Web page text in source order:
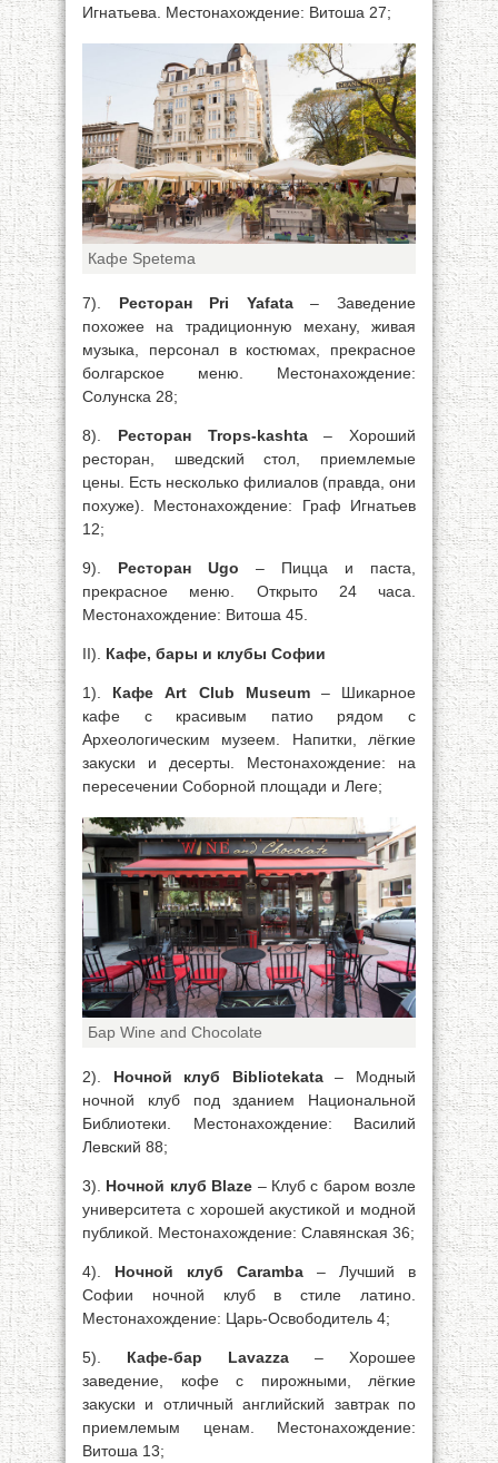
Игнатьева. Местонахождение: Витоша 27;
Кафе Spetema
7). Ресторан Pri Yafata– Заведение
похожее на традиционную механу, живая
музыка, персонал в костюмах, прекрасное
болгарское меню. Местонахождение:
Солунска 28;
8). Ресторан Trops-kashta– Хороший
ресторан, шведский стол, приемлемые
цены. Есть несколько филиалов (правда, они
похуже). Местонахождение: Граф Игнатьев
12;
9). Ресторан Ugo – Пицца и паста,
прекрасное меню. Открыто 24 часа.
Местонахождение: Витоша 45.
II). Кафе, бары и клубы Софии
1). Кафе Art Club Museum– Шикарное
кафе с красивым патио рядом с
Археологическим музеем. Напитки, лёгкие
закуски и десерты. Местонахождение: на
пересечении Соборной площади и Леге;
Бар Wine and Chocolate
2). Ночной клуб Bibliotekata– Модный
ночной клуб под зданием Национальной
Библиотеки. Местонахождение: Василий
Левский 88;
3). Ночной клуб Blaze – Клуб с баром возле
университета с хорошей акустикой и модной
публикой. Местонахождение: Славянская 36;
4). Ночной клуб Caramba – Лучший в
Софии ночной клуб в стиле латино.
Местонахождение: Царь-Освободитель 4;
5). Кафе-бар Lavazza – Хорошее
заведение, кофе с пирожными, лёгкие
закуски и отличный английский завтрак по
приемлемым ценам. Местонахождение:
Витоша 13;